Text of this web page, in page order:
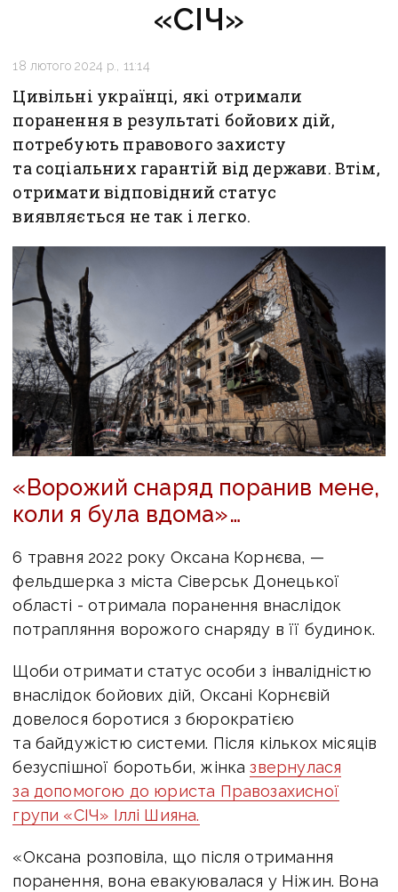
«СІЧ»
18 лютого 2024 р., 11:14
Цивільні українці, які отримали
поранення в результаті бойових дій,
потребують правового захисту
та соціальних гарантій від держави. Втім,
отримати відповідний статус
виявляється не так і легко.
«Ворожий снаряд поранив мене,
коли я була вдома»…
6 травня 2022 року Оксана Корнєва, —
фельдшерка з міста Сіверськ Донецької
області - отримала поранення внаслідок
потрапляння ворожого снаряду в її будинок.
Щоби отримати статус особи з інвалідністю
внаслідок бойових дій, Оксані Корнєвій
довелося боротися з бюрократією
та байдужістю системи. Після кількох місяців
безуспішної боротьби, жінказвернулася
за допомогою до юриста Правозахисної
групи «СІЧ» Іллі Шияна.
«Оксана розповіла, що після отримання
поранення, вона евакуювалася у Ніжин. Вона